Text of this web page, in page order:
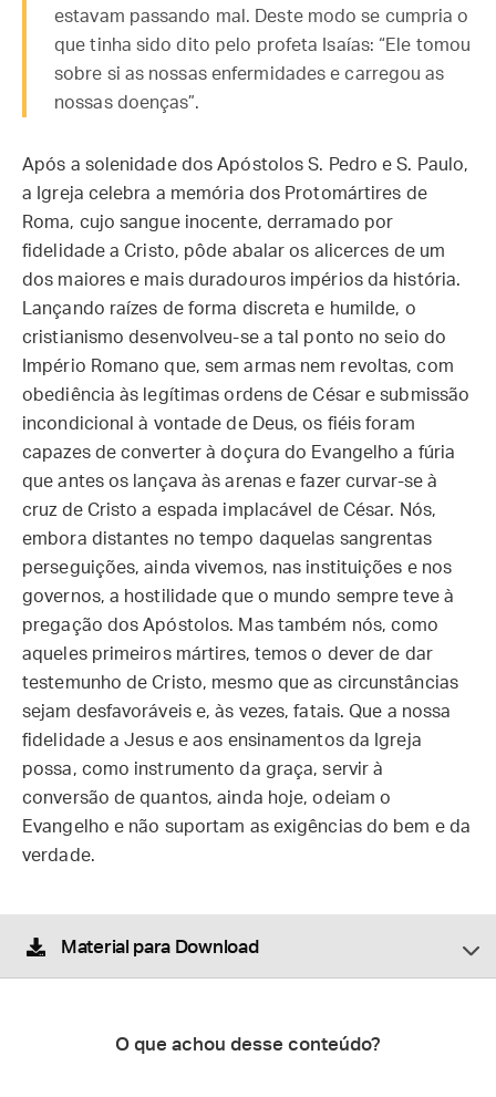
estavam passando mal. Deste modo se cumpria o
que tinha sido dito pelo profeta Isaías: “Ele tomou
sobre si as nossas enfermidades e carregou as
nossas doenças”.
Após a solenidade dos Apóstolos S. Pedro e S. Paulo,
a Igreja celebra a memória dos Protomártires de
Roma, cujo sangue inocente, derramado por
fidelidade a Cristo, pôde abalar os alicerces de um
dos maiores e mais duradouros impérios da história.
Lançando raízes de forma discreta e humilde, o
cristianismo desenvolveu-se a tal ponto no seio do
Império Romano que, sem armas nem revoltas, com
obediência às legítimas ordens de César e submissão
incondicional à vontade de Deus, os fiéis foram
capazes de converter à doçura do Evangelho a fúria
que antes os lançava às arenas e fazer curvar-se à
cruz de Cristo a espada implacável de César. Nós,
embora distantes no tempo daquelas sangrentas
perseguições, ainda vivemos, nas instituições e nos
governos, a hostilidade que o mundo sempre teve à
pregação dos Apóstolos. Mas também nós, como
aqueles primeiros mártires, temos o dever de dar
testemunho de Cristo, mesmo que as circunstâncias
sejam desfavoráveis e, às vezes, fatais. Que a nossa
fidelidade a Jesus e aos ensinamentos da Igreja
possa, como instrumento da graça, servir à
conversão de quantos, ainda hoje, odeiam o
Evangelho e não suportam as exigências do bem e da
verdade.
Material para Download
O que achou desse conteúdo?